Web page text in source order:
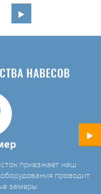
НАВЕСОВ
приезжает наш
проводит
замеры